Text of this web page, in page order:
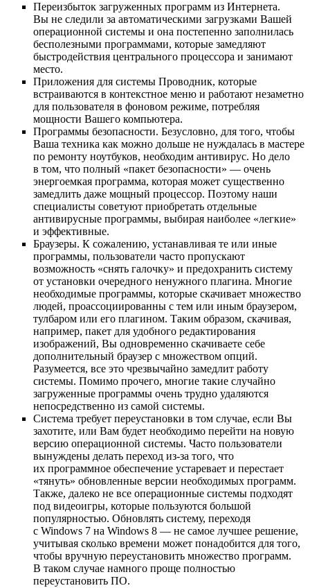
Переизбыток загруженных программ из Интернета.
Вы не следили за автоматическими загрузками Вашей
операционной системы и она постепенно заполнилась
бесполезными программами, которые замедляют
быстродействия центрального процессора и занимают
место.
Приложения для системы Проводник, которые
встраиваются в контекстное меню и работают незаметно
для пользователя в фоновом режиме, потребляя
мощности Вашего компьютера.
Программы безопасности. Безусловно, для того, чтобы
Ваша техника как можно дольше не нуждалась в мастере
по ремонту ноутбуков, необходим антивирус. Но дело
в том, что полный «пакет безопасности» — очень
энергоемкая программа, которая может существенно
замедлить даже мощный процессор. Поэтому наши
специалисты советуют приобретать отдельные
антивирусные программы, выбирая наиболее «легкие»
и эффективные.
Браузеры. К сожалению, устанавливая те или иные
программы, пользователи часто пропускают
возможность «снять галочку» и предохранить систему
от установки очередного ненужного плагина. Многие
необходимые программы, которые скачивает множество
людей, проассоциированны с тем или иным браузером,
тулбаром или его плагином. Таким образом, скачивая,
например, пакет для удобного редактирования
изображений, Вы одновременно скачиваете себе
дополнительный браузер с множеством опций.
Разумеется, все это чрезвычайно замедлит работу
системы. Помимо прочего, многие такие случайно
загруженные программы очень трудно удаляются
непосредственно из самой системы.
Система требует переустановки в том случае, если Вы
захотите, или Вам будет необходимо перейти на новую
версию операционной системы. Часто пользователи
вынуждены делать переход из-за того, что
их программное обеспечение устаревает и перестает
«тянуть» обновленные версии необходимых программ.
Также, далеко не все операционные системы подходят
под видеоигры, которые пользуются большой
популярностью. Обновлять систему, переходя
с Windows 7 на Windows 8 — не самое лучшее решение,
учитывая сколько времени может понадобится для того,
чтобы вручную переустановить множество программ.
В таком случае намного проще полностью
переустановить ПО.